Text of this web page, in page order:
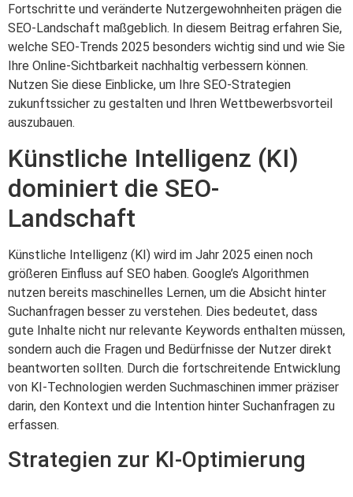
Fortschritte und veränderte Nutzergewohnheiten prägen die
SEO-Landschaft maßgeblich. In diesem Beitrag erfahren Sie,
welche SEO-Trends 2025 besonders wichtig sind und wie Sie
Ihre Online-Sichtbarkeit nachhaltig verbessern können.
Nutzen Sie diese Einblicke, um Ihre SEO-Strategien
zukunftssicher zu gestalten und Ihren Wettbewerbsvorteil
auszubauen.
Künstliche Intelligenz (KI)
dominiert die SEO-
Landschaft
Künstliche Intelligenz (KI) wird im Jahr 2025 einen noch
größeren Einfluss auf SEO haben. Google’s Algorithmen
nutzen bereits maschinelles Lernen, um die Absicht hinter
Suchanfragen besser zu verstehen. Dies bedeutet, dass
gute Inhalte nicht nur relevante Keywords enthalten müssen,
sondern auch die Fragen und Bedürfnisse der Nutzer direkt
beantworten sollten. Durch die fortschreitende Entwicklung
von KI-Technologien werden Suchmaschinen immer präziser
darin, den Kontext und die Intention hinter Suchanfragen zu
erfassen.
Strategien zur KI-Optimierung